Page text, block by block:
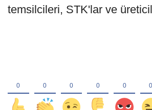
temsilcileri, STK'lar ve